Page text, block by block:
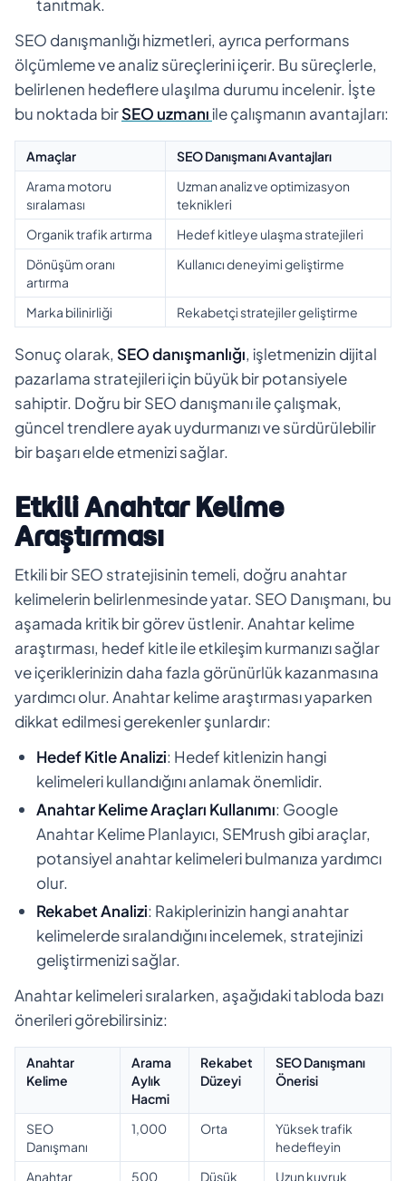
tanıtmak.
SEO danışmanlığı hizmetleri, ayrıca performans
ölçümleme ve analiz süreçlerini içerir. Bu süreçlerle,
belirlenen hedeflere ulaşılma durumu incelenir. İşte
bu noktada birSEO uzmanıile çalışmanın avantajları:
Amaçlar
SEO Danışmanı Avantajları
Arama motoru
sıralaması
Uzman analiz ve optimizasyon
teknikleri
Organik trafik artırma
Hedef kitleye ulaşma stratejileri
Dönüşüm oranı
artırma
Kullanıcı deneyimi geliştirme
Marka bilinirliği Rekabetçi stratejiler geliştirme
Sonuç olarak, SEO danışmanlığı, işletmenizin dijital
pazarlama stratejileri için büyük bir potansiyele
sahiptir. Doğru bir SEO danışmanı ile çalışmak,
güncel trendlere ayak uydurmanızı ve sürdürülebilir
bir başarı elde etmenizi sağlar.
Etkili Anahtar Kelime
Araştırması
Etkili bir SEO stratejisinin temeli, doğru anahtar
kelimelerin belirlenmesinde yatar. SEO Danışmanı, bu
aşamada kritik bir görev üstlenir. Anahtar kelime
araştırması, hedef kitle ile etkileşim kurmanızı sağlar
ve içeriklerinizin daha fazla görünürlük kazanmasına
yardımcı olur. Anahtar kelime araştırması yaparken
dikkat edilmesi gerekenler şunlardır:
Hedef Kitle Analizi: Hedef kitlenizin hangi
kelimeleri kullandığını anlamak önemlidir.
Anahtar Kelime Araçları Kullanımı: Google
Anahtar Kelime Planlayıcı, SEMrush gibi araçlar,
potansiyel anahtar kelimeleri bulmanıza yardımcı
olur.
Rekabet Analizi: Rakiplerinizin hangi anahtar
kelimelerde sıralandığını incelemek, stratejinizi
geliştirmenizi sağlar.
Anahtar kelimeleri sıralarken, aşağıdaki tabloda bazı
önerileri görebilirsiniz:
Anahtar
Kelime
Arama
Aylık
Hacmi
Rekabet
Düzeyi
SEO Danışmanı
Önerisi
SEO
Danışmanı
1,000 Orta
Yüksek trafik
hedefleyin
Anahtar
500 Düşük Uzun kuyruk